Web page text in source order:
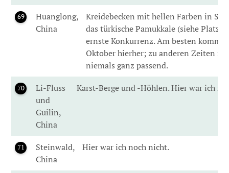
69
Huanglong,
China
Kreidebecken mit hellen Farben in
das türkische Pamukkale (siehe Platz
ernste Konkurrenz. Am besten kommt
Oktober hierher; zu anderen Zeiten ist
niemals ganz passend.
70
Li-Fluss
und
Guilin,
China
Karst-Berge und -Höhlen. Hier war ich
71
Steinwald,
China
Hier war ich noch nicht.